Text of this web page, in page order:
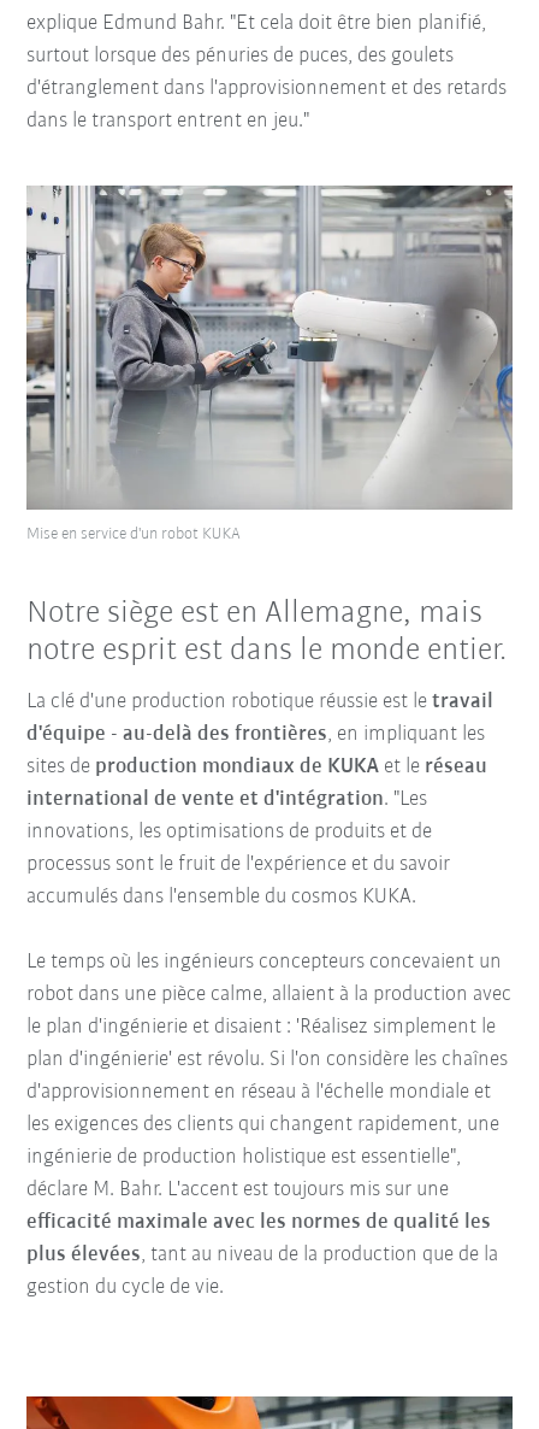
explique Edmund Bahr. "Et cela doit être bien planifié,
surtout lorsque des pénuries de puces, des goulets
d'étranglement dans l'approvisionnement et des retards
dans le transport entrent en jeu."
Mise en service d'un robot KUKA
Notre siège est en Allemagne, mais
notre esprit est dans le monde entier.
La clé d'une production robotique réussie est letravail
d'équipe - au-delà des frontières, en impliquant les
sites de production mondiaux de KUKA et le réseau
international de vente et d'intégration. "Les
innovations, les optimisations de produits et de
processus sont le fruit de l'expérience et du savoir
accumulés dans l'ensemble du cosmos KUKA.
Le temps où les ingénieurs concepteurs concevaient un
robot dans une pièce calme, allaient à la production avec
le plan d'ingénierie et disaient : 'Réalisez simplement le
plan d'ingénierie' est révolu. Si l'on considère les chaînes
d'approvisionnement en réseau à l'échelle mondiale et
les exigences des clients qui changent rapidement, une
ingénierie de production holistique est essentielle",
déclare M. Bahr. L'accent est toujours mis sur une
efficacité maximale avec les normes de qualité les
plus élevées, tant au niveau de la production que de la
gestion du cycle de vie.